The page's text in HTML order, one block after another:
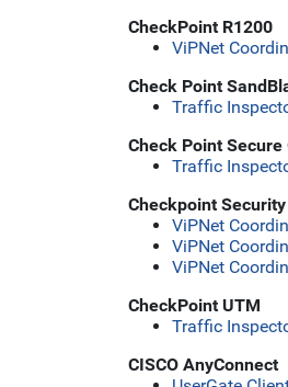
CheckPoint R1200
ViPNet
Check Point
Traffic
Check Point Secure
Traffic
Checkpoint
ViPNet
ViPNet
ViPNet
CheckPoint UTM
Traffic
CISCO AnyConnect